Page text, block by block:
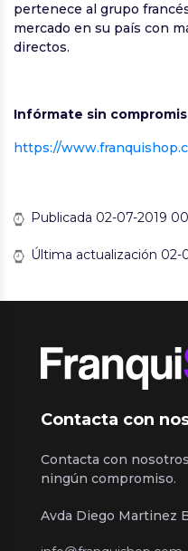
pertenece al grupo
mercado en su país con
directos.
Infórmate sin
https://
Publicada 02-07-2019
Última actualización 02-
Contacta con
Contacta con
ningún compromiso.
Avda Diego Martinez